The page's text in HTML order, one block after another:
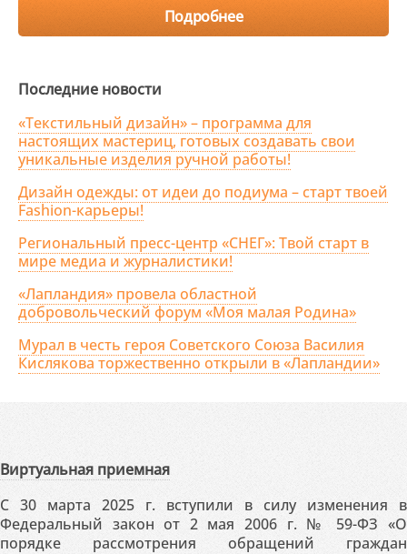
Подробнее
Последние новости
«Текстильный дизайн» – программа для
настоящих мастериц, готовых создавать свои
уникальные изделия ручной работы!
Дизайн одежды: от идеи до подиума – старт твоей
Fashion-карьеры!
Региональный пресс-центр «СНЕГ»: Твой старт в
мире медиа и журналистики!
«Лапландия» провела областной
добровольческий форум «Моя малая Родина»
Мурал в честь героя Советского Союза Василия
Кислякова торжественно открыли в «Лапландии»
Виртуальная приемная
С 30 марта 2025 г. вступили в силу изменения в
Федеральный закон от 2 мая 2006 г. № 59-ФЗ «О
порядке рассмотрения обращений граждан